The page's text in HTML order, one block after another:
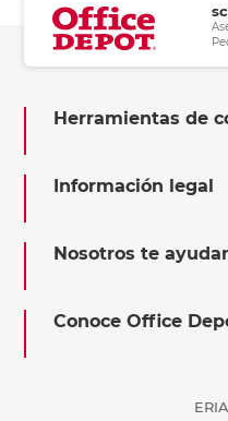
Herramientas de
Información legal
Nosotros te
Conoce Office